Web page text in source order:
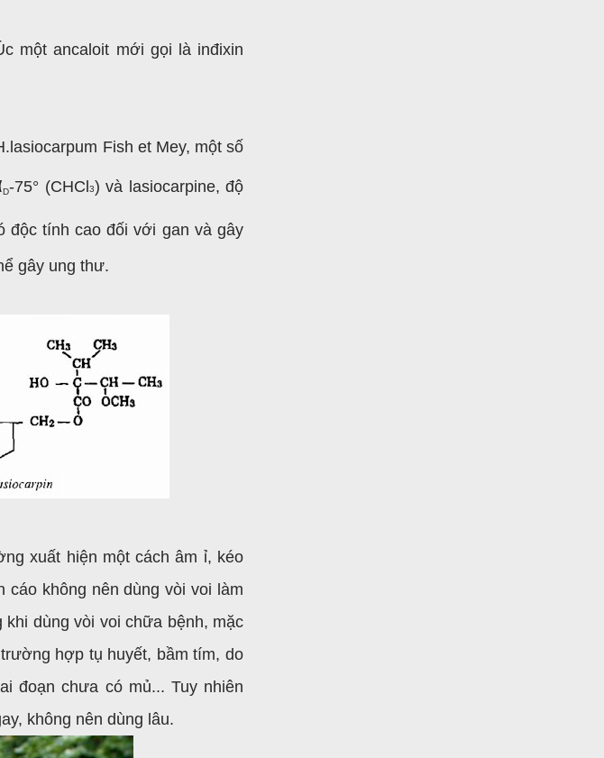
một ancaloit mới gọi là inđixin
Fish et Mey, một số
D-75° (CHCl3) và lasiocarpine, độ
độc tính cao đối với gan và gây
gây ung thư.
xuất hiện một cách âm ỉ, kéo
không nên dùng vòi voi làm
khi dùng vòi voi chữa bệnh, mặc
hợp tụ huyết, bầm tím, do
đoạn chưa có mủ... Tuy nhiên
không nên dùng lâu.